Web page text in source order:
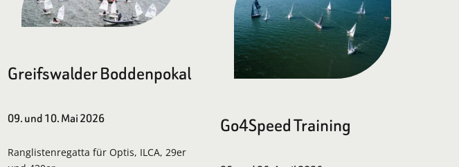
Greifswalder Boddenpokal
09. und 10. Mai 2026
Ranglistenregatta für Optis, ILCA, 29er
Go4Speed Training